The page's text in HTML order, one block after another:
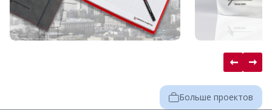
Больше проектов